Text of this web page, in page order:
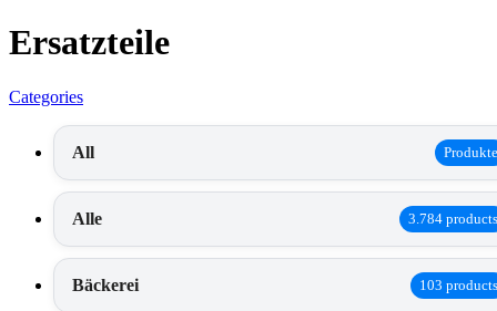
Ersatzteile
Categories
All Produkte
Alle 3.784 products
Bäckerei 103 products